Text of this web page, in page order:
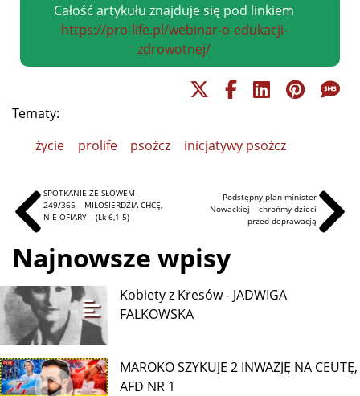
Całość artykułu znajduje się pod linkiem
https://pro-life.pl/webinar-o-edukacji-
zdrowotnej/
Tematy:
życie
prolife psożcz inicjatywy psożcz
SPOTKANIE ZE SŁOWEM –
249/365 – MIŁOSIERDZIA CHCĘ,
NIE OFIARY – (Łk 6,1-5)
Podstępny plan minister
Nowackiej – chrońmy dzieci
przed deprawacją
Najnowsze wpisy
Kobiety z Kresów - JADWIGA
FALKOWSKA
MAROKO SZYKUJE 2 INWAZJĘ NA CEUTĘ,
AFD NR 1